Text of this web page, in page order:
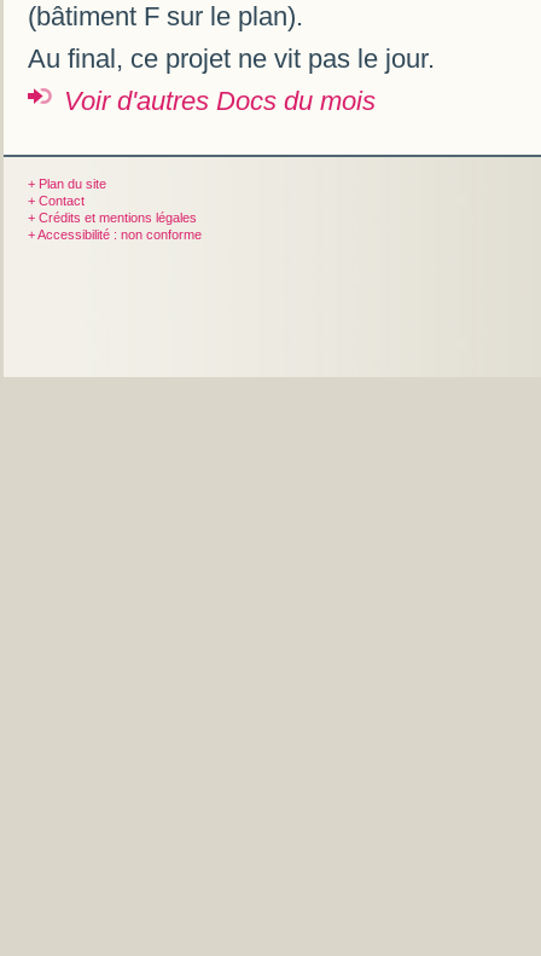
(bâtiment F sur le plan).
Au final, ce projet ne vit pas le jour.
Voir d'autres Docs du mois
+ Plan du site
+ Contact
+ Crédits et mentions légales
+ Accessibilité : non conforme